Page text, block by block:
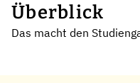
Überblick
Das macht den